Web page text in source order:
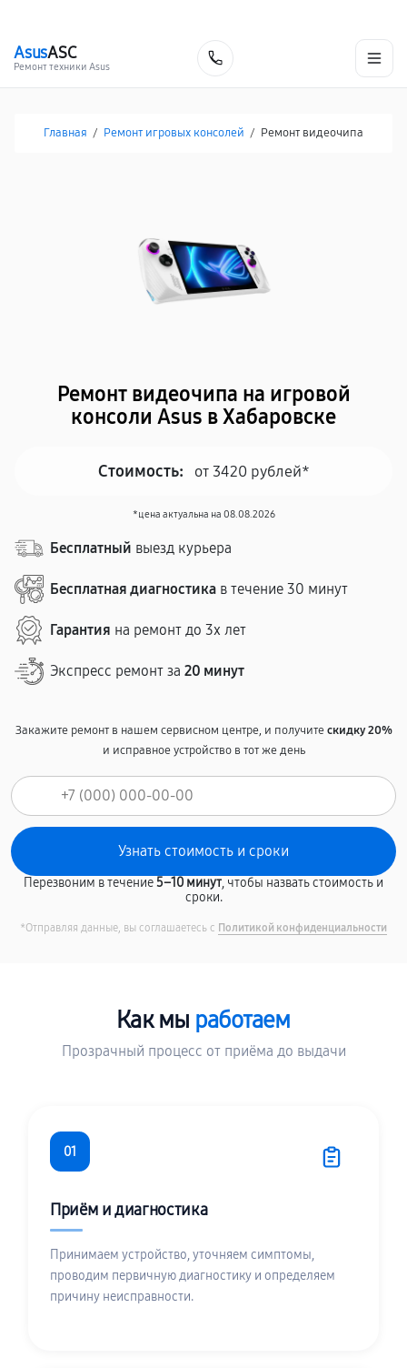
AsusASC
Ремонт техники Asus
Главная / Ремонт игровых консолей / Ремонт видеочипа
Ремонт видеочипа на игровой
консоли Asus в Хабаровске
Стоимость: от 3420 рублей*
*цена актуальна на 08.08.2026
Бесплатный выезд курьера
Бесплатная диагностика в течение 30 минут
Гарантия на ремонт до 3х лет
Экспресс ремонт за 20 минут
Закажите ремонт в нашем сервисном центре, и получитескидку 20%
и исправное устройство в тот же день
Перезвоним в течение5–10 минут, чтобы назвать стоимость и
сроки.
*Отправляя данные, вы соглашаетесь с Политикой конфиденциальности
Как мы работаем
Прозрачный процесс от приёма до выдачи
01
Приём и диагностика
Принимаем устройство, уточняем симптомы,
проводим первичную диагностику и определяем
причину неисправности.